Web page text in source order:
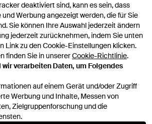
deaktiviert sind, kann es sein, dass
Werbung angezeigt werden, die für Sie
Sie können Ihre Auswahl jederzeit ändern
jederzeit zurücknehmen, indem Sie unten
Link zu den Cookie-Einstellungen klicken.
finden Sie in unsererCookie-Richtlinie.
wir verarbeiten Daten, um Folgendes
auf einem Gerät und/oder Zugriff
Werbung und Inhalte, Messen von
Zielgruppenforschung und die